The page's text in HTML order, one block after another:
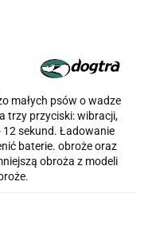
małych psów o wadze
trzy przyciski: wibracji,
12 sekund. Ładowanie
baterie. obroże oraz
obroża z modeli